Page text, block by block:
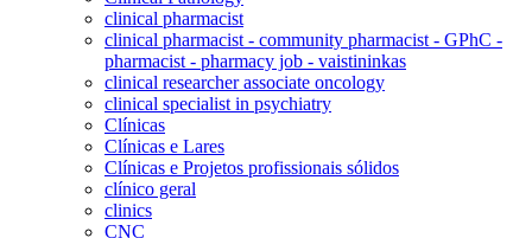
clinical pharmacist
clinical pharmacist - community pharmacist - GPhC -
pharmacist - pharmacy job - vaistininkas
clinical researcher associate oncology
clinical specialist in psychiatry
Clínicas
Clínicas e Lares
Clínicas e Projetos profissionais sólidos
clínico geral
clinics
CNC